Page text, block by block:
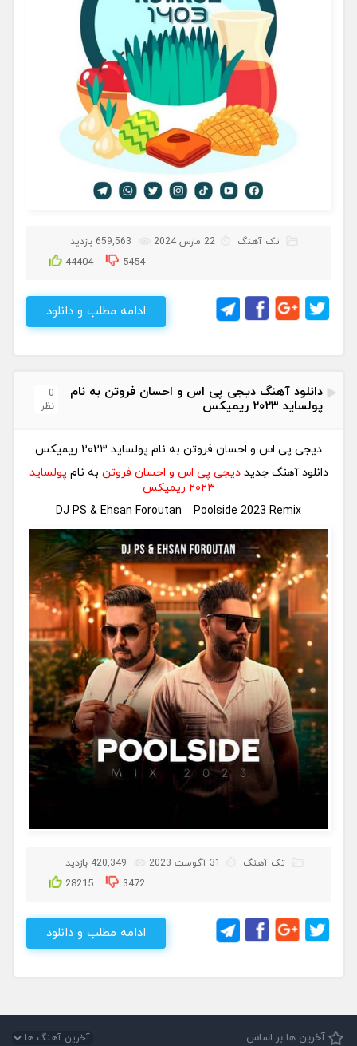
تک آهنگ 22 مارس 2024 659,563 بازدید
44404 5454
ادامه مطلب و دانلود
دانلود آهنگ دیجی پی اس و احسان فروتن به نام
پولساید ۲۰۲۳ ریمیکس
0
نظر
دیجی پی اس و احسان فروتن به نام پولساید ۲۰۲۳ ریمیکس
دانلود آهنگ جدید دیجی پی اس و احسان فروتن به نام پولساید
۲۰۲۳ ریمیکس
DJ PS & Ehsan Foroutan – Poolside 2023 Remix
تک آهنگ 31 آگوست 2023 420,349 بازدید
28215 3472
ادامه مطلب و دانلود
آخرین ها بر اساس :